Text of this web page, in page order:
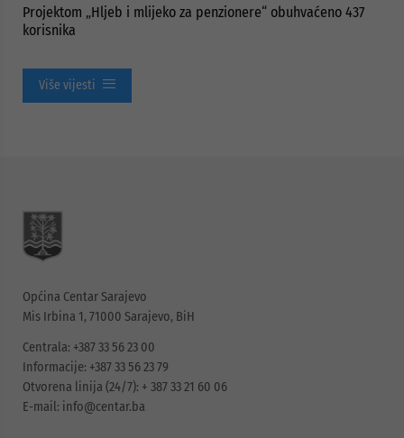
Projektom „Hljeb i mlijeko za penzionere“ obuhvaćeno 437
korisnika
Više vijesti
Općina Centar Sarajevo
Mis Irbina 1, 71000 Sarajevo, BiH
Centrala: +387 33 56 23 00
Informacije: +387 33 56 23 79
Otvorena linija (24/7): + 387 33 21 60 06
E-mail: info@centar.ba